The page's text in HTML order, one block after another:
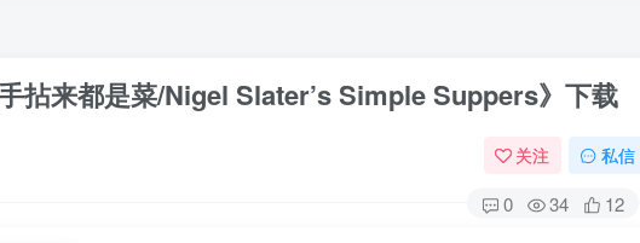
拈来都是菜/Nigel Slater’s Simple Suppers》下载
关注 私信
0 34 12